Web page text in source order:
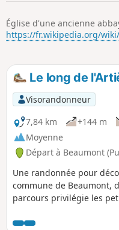
Église d'une ancienne
https://fr.wikipedia.org/wiki/
Le long de
Visorandonneur
7,84 km
+144 m
Moyenne
Départ à Beaumont
Une randonnée pour
commune de Beaumont,
parcours privilégie les
belle à la petite rivière